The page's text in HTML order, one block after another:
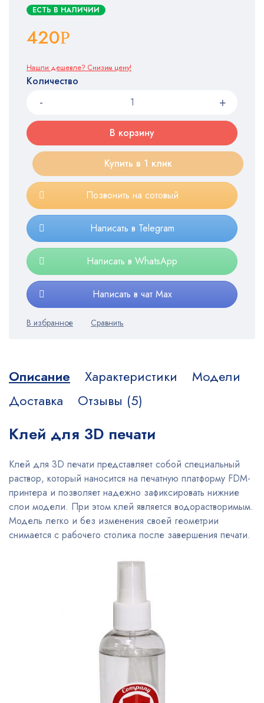
ЕСТЬ В НАЛИЧИИ
420Р
Нашли дешевле? Снизим цену!
Количество
В корзину
Купить в 1 клик
Позвонить на сотовый
Написать в Telegram
Написать в WhatsApp
Написать в чат Max
Описание Характеристики
Модели
Доставка
Отзывы (5)
Клей для 3D печати
Клей для 3D печати представляет собой специальный
раствор, который наносится на печатную платформу FDM-
принтера и позволяет надежно зафиксировать нижние
слои модели. При этом клей является водорастворимым.
Модель легко и без изменения своей геометрии
снимается с рабочего столика после завершения печати.